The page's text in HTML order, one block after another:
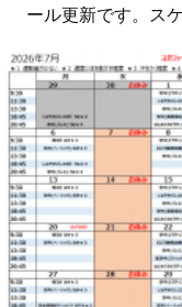
ール更新です。ス